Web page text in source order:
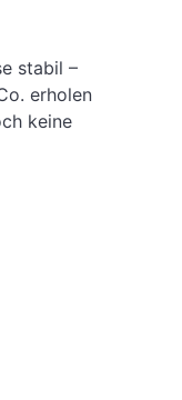
stabil –
erholen
keine